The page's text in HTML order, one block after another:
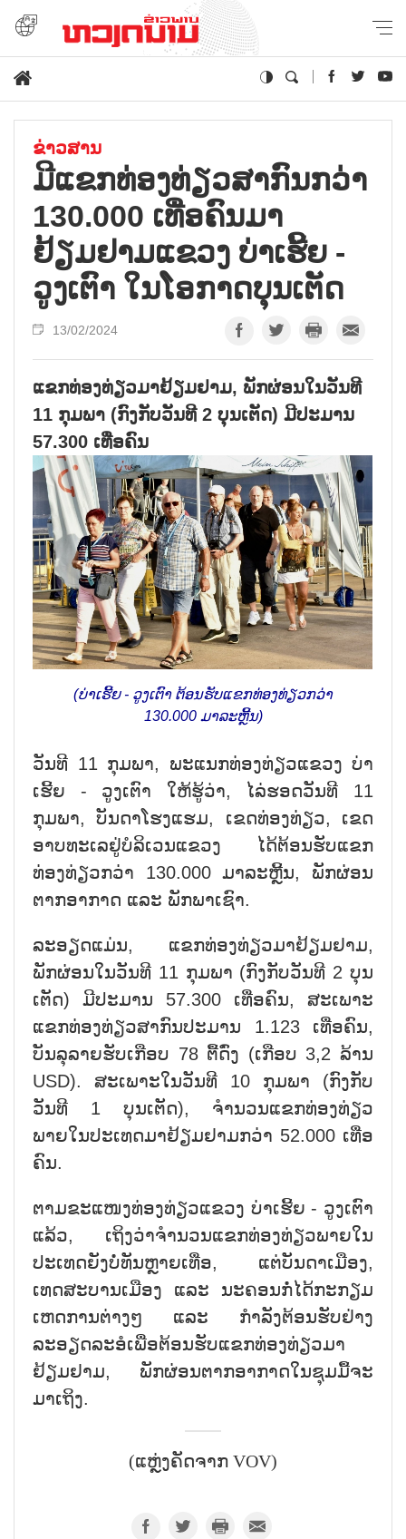
ຂ່າວສານ
ມີແຂກທ່ອງທ່ຽວສາກົນກວ່າ
130.000 ເທື່ອຄົນມາ
ຢ້ຽມຢາມແຂວງ ບ່າເຮີ້ຍ -
ວູງເຕົາ ໃນໂອກາດບຸນເຕັດ
13/02/2024
ແຂກທ່ອງທ່ຽວມາຢ້ຽມຢາມ, ພັກຜ່ອນໃນວັນທີ
11 ກຸມພາ (ກົງກັບວັນທີ 2 ບຸນເຕັດ) ມີປະມານ
57.300 ເທື່ອຄົນ
(ບ່າເຮີ້ຍ - ວູງເຕົາ ຕ້ອນຮັບແຂກທ່ອງທ່ຽວກວ່າ
130.000 ມາລະຫຼີ້ນ)
ວັນທີ 11 ກຸມພາ, ພະແນກທ່ອງທ່ຽວແຂວງ ບ່າ
ເຮີ້ຍ - ວູງເຕົາ ໃຫ້ຮູ້ວ່າ, ໄລ່ຮອດວັນທີ 11
ກຸມພາ, ບັນດາໂຮງແຮມ, ເຂດທ່ອງທ່ຽວ, ເຂດ
ອາບທະເລຢູ່ບໍລິເວນແຂວງ ໄດ້ຕ້ອນຮັບແຂກ
ທ່ອງທ່ຽວກວ່າ 130.000 ມາລະຫຼີ້ນ, ພັກຜ່ອນ
ຕາກອາກາດ ແລະ ພັກພາເຊົາ.
ລະອຽດແມ່ນ, ແຂກທ່ອງທ່ຽວມາຢ້ຽມຢາມ,
ພັກຜ່ອນໃນວັນທີ 11 ກຸມພາ (ກົງກັບວັນທີ 2 ບຸນ
ເຕັດ) ມີປະມານ 57.300 ເທື່ອຄົນ, ສະເພາະ
ແຂກທ່ອງທ່ຽວສາກົນປະມານ 1.123 ເທື່ອຄົນ,
ບັນລຸລາຍຮັບເກືອບ 78 ຕື້ດົ່ງ (ເກືອບ 3,2 ລ້ານ
USD). ສະເພາະໃນວັນທີ 10 ກຸມພາ (ກົງກັບ
ວັນທີ 1 ບຸນເຕັດ), ຈຳນວນແຂກທ່ອງທ່ຽວ
ພາຍໃນປະເທດມາຢ້ຽມຢາມກວ່າ 52.000 ເທື່ອ
ຄົນ.
ຕາມຂະແໜງທ່ອງທ່ຽວແຂວງ ບ່າເຮີ້ຍ - ວູງເຕົາ
ແລ້ວ, ເຖິງວ່າຈຳນວນແຂກທ່ອງທ່ຽວພາຍໃນ
ປະເທດຍັງບໍ່ທັນຫຼາຍເທື່ອ, ແຕ່ບັນດາເມືອງ,
ເທດສະບານເມືອງ ແລະ ນະຄອນກໍ່ໄດ້ກະກຽມ
ເຫດການຕ່າງໆ ແລະ ກຳລັງຕ້ອນຮັບຢ່າງ
ລະອຽດລະອໍເພື່ອຕ້ອນຮັບແຂກທ່ອງທ່ຽວມາ
ຢ້ຽມຢາມ, ພັກຜ່ອນຕາກອາກາດໃນຊຸມມື້ຈະ
ມາເຖິງ.
(ແຫຼ່ງຄັດຈາກ VOV)